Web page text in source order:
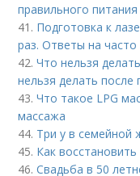
правильного
41. Подготовка к
раз. Ответы на
42.Что нельзя
нельзя делать после
43.Что такое LPG
массажа
44. Три у в семейной
45. Как
46.Свадьба в 50